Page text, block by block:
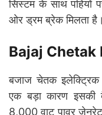
सिस्टम के साथ
ओर ड्रम ब्रेक मिलता
Bajaj Chetak
बजाज चेतक इलेक्ट्रिक
एक बड़ा कारण
8,000 वाट पावर